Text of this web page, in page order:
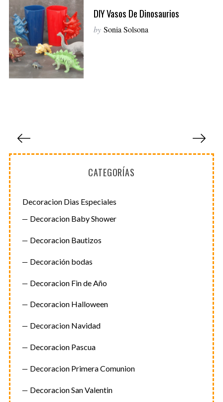
DIY Vasos De Dinosaurios
by Sonia Solsona
g
i
n
a
c
i
ó
n
d
e
e
n
t
r
a
d
a
s
CATEGORÍAS
Decoracion Dias Especiales
Decoracion Baby Shower
Decoracion Bautizos
Decoración bodas
Decoracion Fin de Año
Decoracion Halloween
Decoracion Navidad
Decoracion Pascua
Decoracion Primera Comunion
Decoracion San Valentin